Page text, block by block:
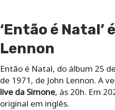
‘Então é
Lennon
Então é Natal, do álbum 25
de 1971, de John Lennon. A
live da Simone, às 20h. Em
original em inglês.